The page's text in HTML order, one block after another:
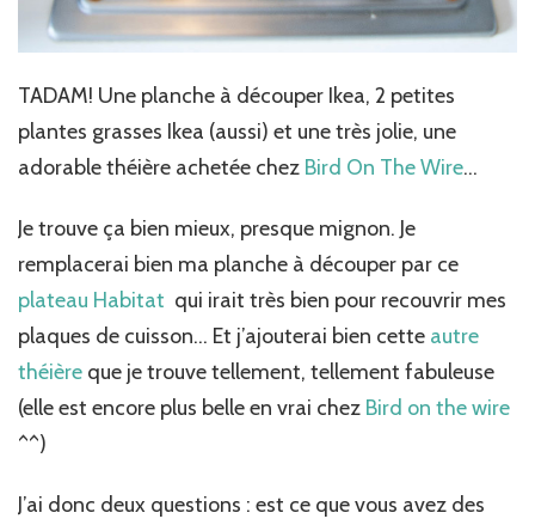
TADAM! Une planche à découper Ikea, 2 petites
plantes grasses Ikea (aussi) et une très jolie, une
adorable théière achetée chez Bird On The Wire…
Je trouve ça bien mieux, presque mignon. Je
remplacerai bien ma planche à découper par ce
plateau Habitat qui irait très bien pour recouvrir mes
plaques de cuisson… Et j’ajouterai bien cette autre
théière que je trouve tellement, tellement fabuleuse
(elle est encore plus belle en vrai chez Bird on the wire
^^)
J’ai donc deux questions : est ce que vous avez des